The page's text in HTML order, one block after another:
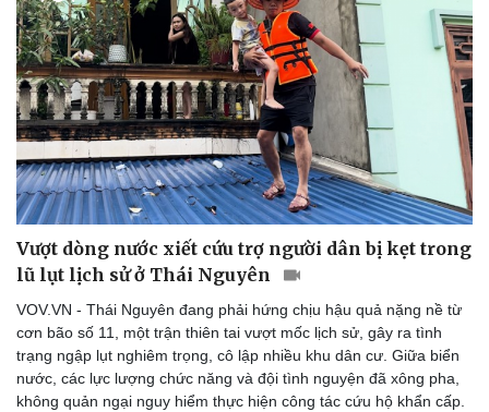
Sức khỏe
Dinh dưỡng - món ngon
Cây thuốc
Sản phụ khoa
Nhi khoa
Làm đẹp - giảm cân
Phòng mạch online
Ăn sạch sống khỏe
Đời sống
Nhà đẹp
Blog
Tình yêu - Gia đình
Vượt dòng nước xiết cứu trợ người dân bị kẹt trong
lũ lụt lịch sử ở Thái Nguyên
VOV.VN - Thái Nguyên đang phải hứng chịu hậu quả nặng nề từ
cơn bão số 11, một trận thiên tai vượt mốc lịch sử, gây ra tình
trạng ngập lụt nghiêm trọng, cô lập nhiều khu dân cư. Giữa biển
nước, các lực lượng chức năng và đội tình nguyện đã xông pha,
không quản ngại nguy hiểm thực hiện công tác cứu hộ khẩn cấp.